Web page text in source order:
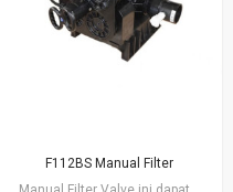
F112BS Manual Filter